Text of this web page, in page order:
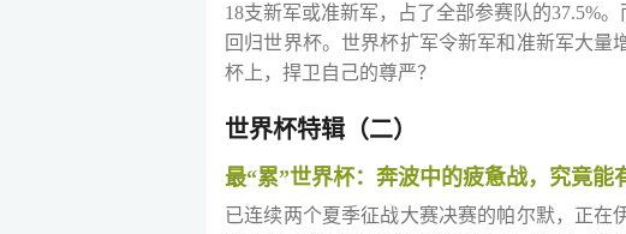
18支新军或准新军，占了全部参赛队的37.5%
回归世界杯。世界杯扩军令新军和准新军大
杯上，捍卫自己的尊严？
世界杯特辑（二）
最“累”世界杯：奔波中的疲惫战，究竟能
已连续两个夏季征战大赛决赛的帕尔默，正